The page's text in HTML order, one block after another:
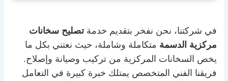
في شركتنا، نحن نفخر بتقديم خدمةتصليح سخانات
مركزية الدسمة متكاملة وشاملة، حيث نعتني بكل ما
يخص السخانات المركزية من تركيب وصيانة وإصلاح.
فريقنا الفني المتخصص يمتلك خبرة كبيرة في التعامل